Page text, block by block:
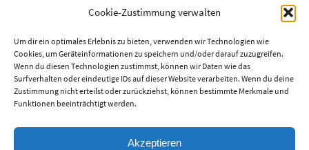
Cookie-Zustimmung verwalten
Um dir ein optimales Erlebnis zu bieten, verwenden wir Technologien wie
Cookies, um Geräteinformationen zu speichern und/oder darauf zuzugreifen.
Wenn du diesen Technologien zustimmst, können wir Daten wie das
Surfverhalten oder eindeutige IDs auf dieser Website verarbeiten. Wenn du deine
Zustimmung nicht erteilst oder zurückziehst, können bestimmte Merkmale und
Funktionen beeinträchtigt werden.
Akzeptieren
Soziale Netzwerke
Mastodon